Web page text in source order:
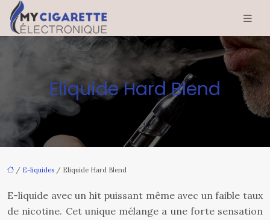
Eliquide Hard Blend
/ E-liquides / Eliquide Hard Blend
E-liquide avec un hit puissant même avec un faible taux
de nicotine. Cet unique mélange a une forte sensation